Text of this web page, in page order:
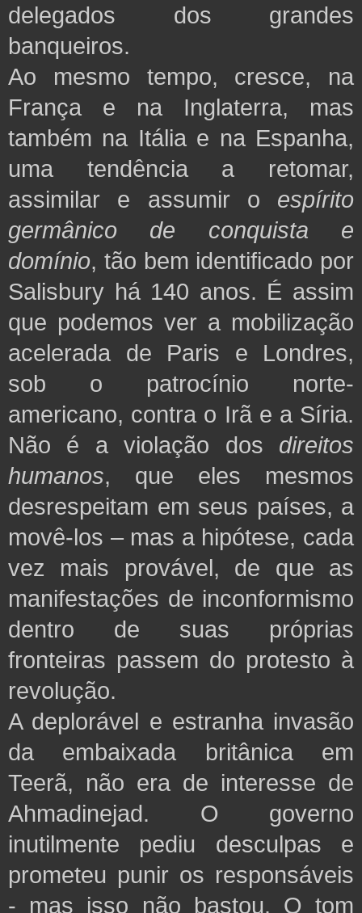
delegados dos grandes
banqueiros.
Ao mesmo tempo, cresce, na
França e na Inglaterra, mas
também na Itália e na Espanha,
uma tendência a retomar,
assimilar e assumir o espírito
germânico de conquista e
domínio, tão bem identificado por
Salisbury há 140 anos. É assim
que podemos ver a mobilização
acelerada de Paris e Londres,
sob o patrocínio norte-
americano, contra o Irã e a Síria.
Não é a violação dos direitos
humanos, que eles mesmos
desrespeitam em seus países, a
movê-los – mas a hipótese, cada
vez mais provável, de que as
manifestações de inconformismo
dentro de suas próprias
fronteiras passem do protesto à
revolução.
A deplorável e estranha invasão
da embaixada britânica em
Teerã, não era de interesse de
Ahmadinejad. O governo
inutilmente pediu desculpas e
prometeu punir os responsáveis
- mas isso não bastou. O tom